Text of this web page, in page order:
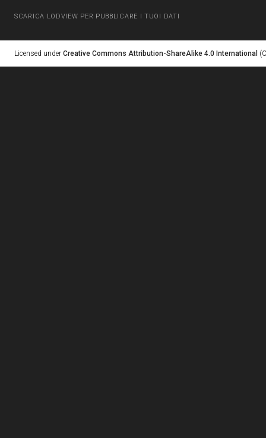
SCARICA LODVIEW PER PUBBLICARE I TUOI DATI
Licensed under Creative Commons Attribution-ShareAlike 4.0 International